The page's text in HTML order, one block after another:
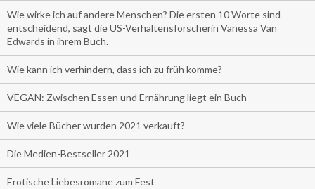
Wie wirke ich auf andere Menschen? Die ersten 10 Worte sind
entscheidend, sagt die US-Verhaltensforscherin Vanessa Van
Edwards in ihrem Buch.
Wie kann ich verhindern, dass ich zu früh komme?
VEGAN: Zwischen Essen und Ernährung liegt ein Buch
Wie viele Bücher wurden 2021 verkauft?
Die Medien-Bestseller 2021
Erotische Liebesromane zum Fest